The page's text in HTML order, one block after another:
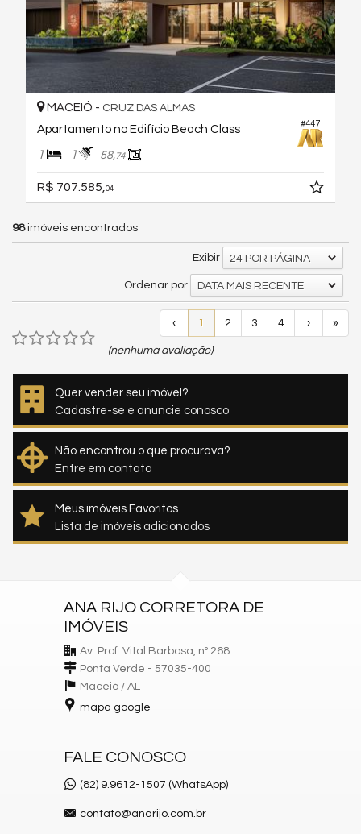
#447
MACEIÓ - CRUZ DAS ALMAS
Apartamento no Edifício Beach Class
1 1 58,74
R$ 707.585, 04
98imóveis encontrados
Exibir 24 POR PÁGINA
Ordenar por DATA MAIS RECENTE
‹ 1 2 3 4 › »
(nenhuma avaliação)
Quer vender seu imóvel?
Cadastre-se e anuncie conosco
Não encontrou o que procurava?
Entre em contato
Meus imóveis Favoritos
Lista de imóveis adicionados
ANA RIJO CORRETORA DE
IMÓVEIS
Av. Prof. Vital Barbosa, nº 268
Ponta Verde - 57035-400
Maceió / AL
mapa google
FALE CONOSCO
(82) 9.9612-1507 (WhatsApp)
contato@anarijo.com.br